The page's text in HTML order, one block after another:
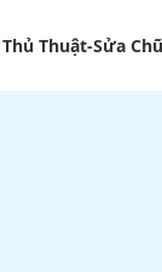
Thủ Thuật-Sửa